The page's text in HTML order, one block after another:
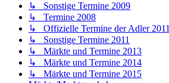
↳ Sonstige Termine 2009
↳ Termine 2008
↳ Offizielle Termine der Adler 2011
↳ Sonstige Termine 2011
↳ Märkte und Termine 2013
↳ Märkte und Termine 2014
↳ Märkte und Termine 2015